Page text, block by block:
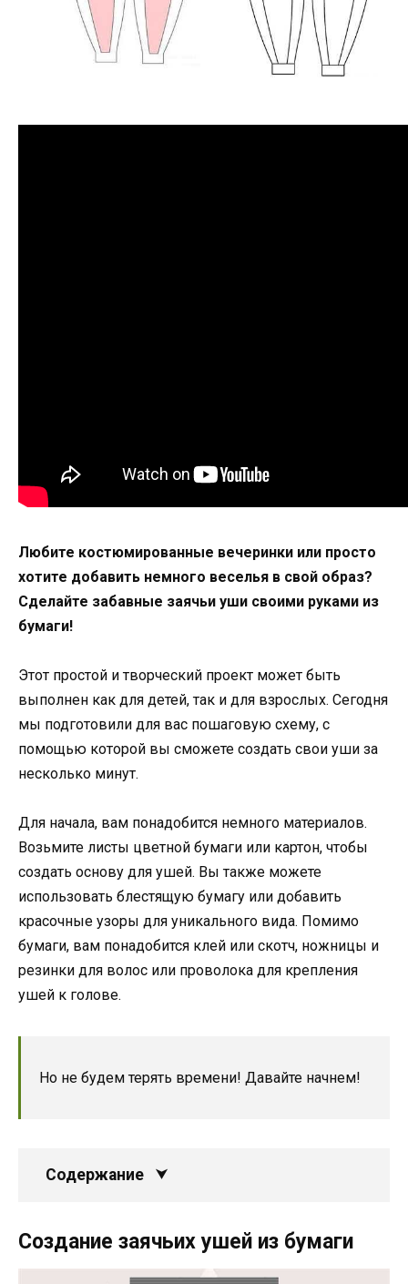
Любите костюмированные вечеринки или просто
хотите добавить немного веселья в свой образ?
Сделайте забавные заячьи уши своими руками из
бумаги!
Этот простой и творческий проект может быть
выполнен как для детей, так и для взрослых. Сегодня
мы подготовили для вас пошаговую схему, с
помощью которой вы сможете создать свои уши за
несколько минут.
Для начала, вам понадобится немного материалов.
Возьмите листы цветной бумаги или картон, чтобы
создать основу для ушей. Вы также можете
использовать блестящую бумагу или добавить
красочные узоры для уникального вида. Помимо
бумаги, вам понадобится клей или скотч, ножницы и
резинки для волос или проволока для крепления
ушей к голове.
Но не будем терять времени! Давайте начнем!
Содержание
Создание заячьих ушей из бумаги